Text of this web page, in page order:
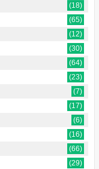
(18)
(65)
(12)
(30)
(64)
(23)
(7)
(17)
(6)
(16)
(66)
(29)